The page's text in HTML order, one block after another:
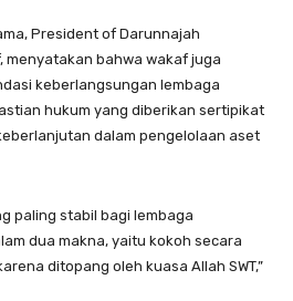
President of Darunnajah
menyatakan bahwa wakaf juga
keberlangsungan lembaga
hukum yang diberikan sertipikat
dalam pengelolaan aset
paling stabil bagi lembaga
dua makna, yaitu kokoh secara
ditopang oleh kuasa Allah SWT,”